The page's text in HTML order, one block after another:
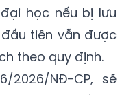
học.
phổ thông dân
học nếu bị lưu
tiên vẫn được